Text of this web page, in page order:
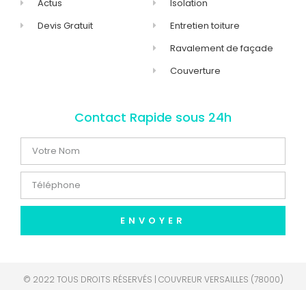
Actus
Devis Gratuit
Isolation
Entretien toiture
Ravalement de façade
Couverture
Contact Rapide sous 24h
ENVOYER
© 2022 TOUS DROITS RÉSERVÉS | COUVREUR VERSAILLES (78000)